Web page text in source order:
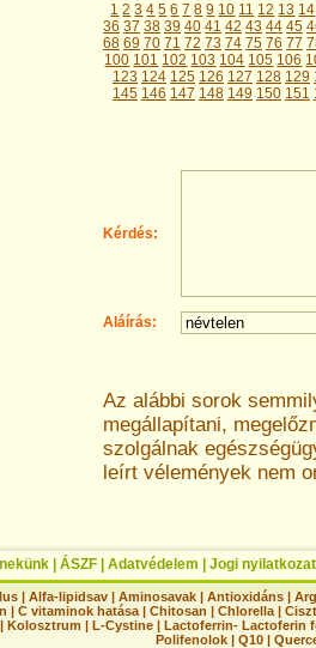
1 2 3 4 5 6 7 8 9 10 11 12 13 14
36 37 38 39 40 41 42 43 44 45
68 69 70 71 72 73 74 75 76 77
100 101 102 103 104 105 106
123 124 125 126 127 128 129
145 146 147 148 149 150 151
Kérdés:
Aláírás:
Az alábbi sorok
megállapítani,
szolgálnak
leírt vélemények nem
ÁSZF Adatvédelem Jogi nyilatkozat
|Alfa-lipidsav |Aminosavak |Antioxidáns |
| C vitaminok hatása | Chitosan | Chlorella |
| Kolosztrum | L-Cystine | Lactoferrin- Lactoferin
Polifenolok |Q10 |